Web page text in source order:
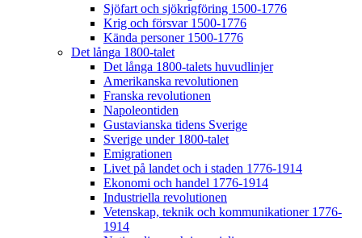
Sjöfart och sjökrigföring 1500-1776
Krig och försvar 1500-1776
Kända personer 1500-1776
Det långa 1800-talet
Det långa 1800-talets huvudlinjer
Amerikanska revolutionen
Franska revolutionen
Napoleontiden
Gustavianska tidens Sverige
Sverige under 1800-talet
Emigrationen
Livet på landet och i staden 1776-1914
Ekonomi och handel 1776-1914
Industriella revolutionen
Vetenskap, teknik och kommunikationer 1776-
1914